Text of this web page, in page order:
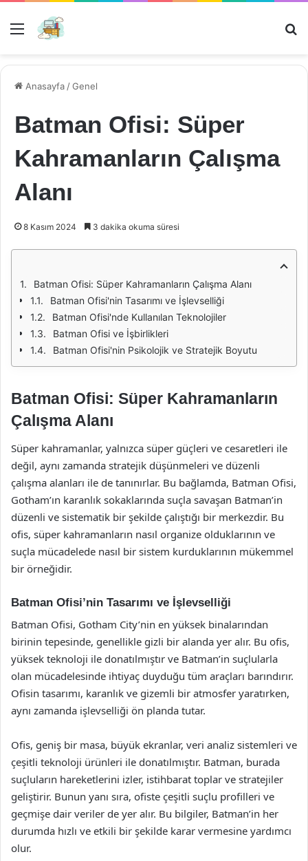
Menü
Anasayfa /Genel
Batman Ofisi: Süper
Kahramanların Çalışma
Alanı
8 Kasım 2024 3 dakika okuma süresi
Batman Ofisi: Süper Kahramanların Çalışma Alanı
Batman Ofisi'nin Tasarımı ve İşlevselliği
Batman Ofisi'nde Kullanılan Teknolojiler
Batman Ofisi ve İşbirlikleri
Batman Ofisi'nin Psikolojik ve Stratejik Boyutu
Batman Ofisi: Süper Kahramanların
Çalışma Alanı
Süper kahramanlar, yalnızca süper güçleri ve cesaretleri ile
değil, aynı zamanda stratejik düşünmeleri ve düzenli
çalışma alanları ile de tanınırlar. Bu bağlamda, Batman Ofisi,
Gotham’ın karanlık sokaklarında suçla savaşan Batman’in
düzenli ve sistematik bir şekilde çalıştığı bir merkezdir. Bu
ofis, süper kahramanların nasıl organize olduklarının ve
suçla mücadelede nasıl bir sistem kurduklarının mükemmel
bir örneğidir.
Batman Ofisi’nin Tasarımı ve İşlevselliği
Batman Ofisi, Gotham City’nin en yüksek binalarından
birinin tepesinde, genellikle gizli bir alanda yer alır. Bu ofis,
yüksek teknoloji ile donatılmıştır ve Batman’in suçlularla
olan mücadelesinde ihtiyaç duyduğu tüm araçları barındırır.
Ofisin tasarımı, karanlık ve gizemli bir atmosfer yaratırken,
aynı zamanda işlevselliği ön planda tutar.
Ofis, geniş bir masa, büyük ekranlar, veri analiz sistemleri ve
çeşitli teknoloji ürünleri ile donatılmıştır. Batman, burada
suçluların hareketlerini izler, istihbarat toplar ve stratejiler
geliştirir. Bunun yanı sıra, ofiste çeşitli suçlu profilleri ve
geçmişe dair veriler de yer alır. Bu bilgiler, Batman’in her
durumda hızlı ve etkili bir şekilde karar vermesine yardımcı
olur.